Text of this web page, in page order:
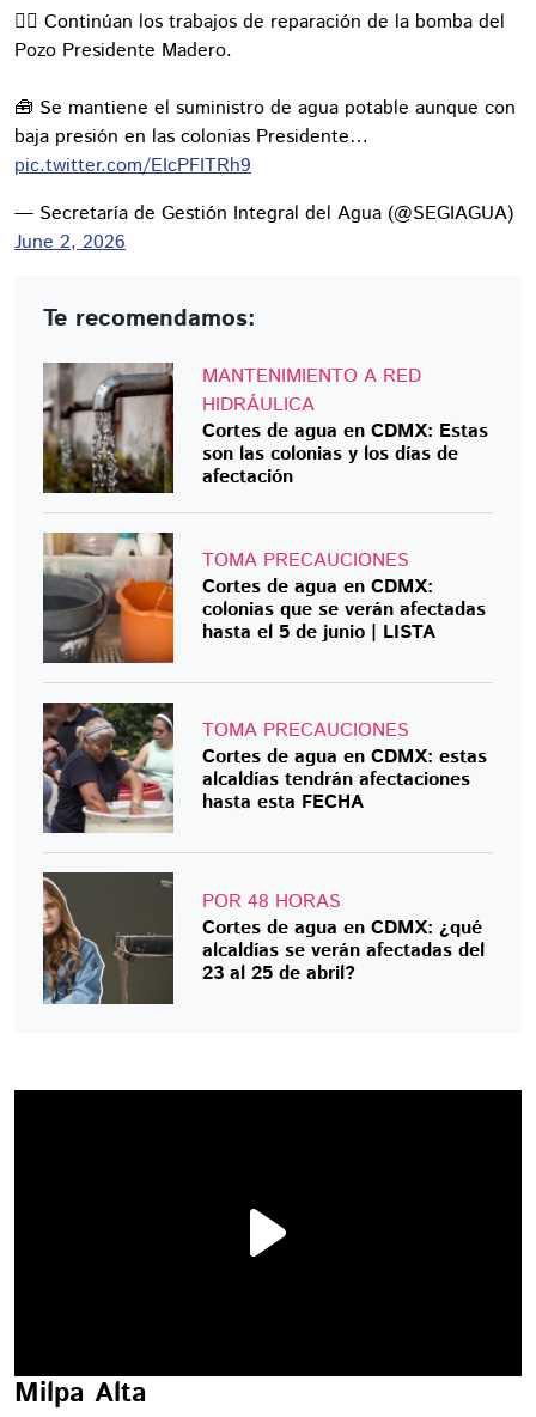
👷‍♀️ Continúan los trabajos de reparación de la bomba del
Pozo Presidente Madero.
🧰 Se mantiene el suministro de agua potable aunque con
baja presión en las colonias Presidente…
pic.twitter.com/EIcPFITRh9
— Secretaría de Gestión Integral del Agua (@SEGIAGUA)
June 2, 2026
Te recomendamos:
MANTENIMIENTO A RED
HIDRÁULICA
Cortes de agua en CDMX: Estas
son las colonias y los días de
afectación
TOMA PRECAUCIONES
Cortes de agua en CDMX:
colonias que se verán afectadas
hasta el 5 de junio | LISTA
TOMA PRECAUCIONES
Cortes de agua en CDMX: estas
alcaldías tendrán afectaciones
hasta esta FECHA
POR 48 HORAS
Cortes de agua en CDMX: ¿qué
alcaldías se verán afectadas del
23 al 25 de abril?
Milpa Alta